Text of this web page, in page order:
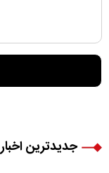
جدیدترین اخبار